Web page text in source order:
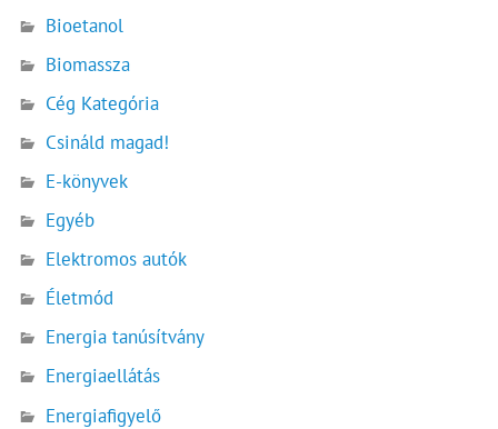
Bioetanol
Biomassza
Cég Kategória
Csináld magad!
E-könyvek
Egyéb
Elektromos autók
Életmód
Energia tanúsítvány
Energiaellátás
Energiafigyelő